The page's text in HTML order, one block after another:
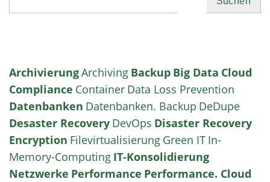
ArchivierungArchiving Backup Big Data Cloud
Compliance Container Data Loss Prevention
Datenbanken Datenbanken. Backup DeDupe
Desaster Recovery DevOps Disaster Recovery
Encryption Filevirtualisierung Green IT In-
Memory-Computing IT-Konsolidierung
Netzwerke Performance Performance. Cloud